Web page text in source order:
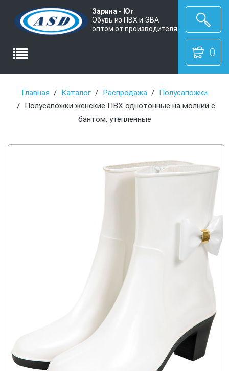
Зарина - Юг
Обувь из ПВХ и ЭВА
оптом от производителя
0
Главная Каталог Распродажа
Полусапожки
Полусапожки женские ПВХ однотонные на молнии с
бантом, утепленные